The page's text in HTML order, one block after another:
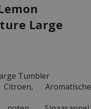
Large
Tumbler
Aromatische